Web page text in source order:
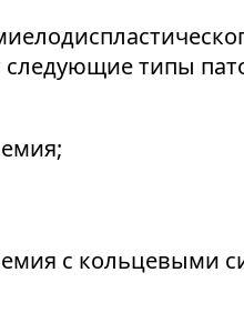
типы
с кольцевыми